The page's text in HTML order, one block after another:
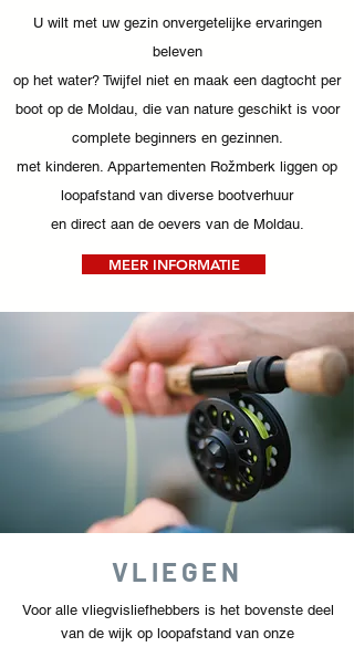
U wilt met uw gezin onvergetelijke ervaringen
beleven
op het water? Twijfel niet en maak een dagtocht per
boot op de Moldau, die van nature geschikt is voor
complete beginners en gezinnen.
met kinderen. Appartementen Rožmberk liggen op
loopafstand van diverse bootverhuur
en direct aan de oevers van de Moldau.
MEER INFORMATIE
VLIEGEN
Voor alle vliegvisliefhebbers is het bovenste deel
van de wijk op loopafstand van onze